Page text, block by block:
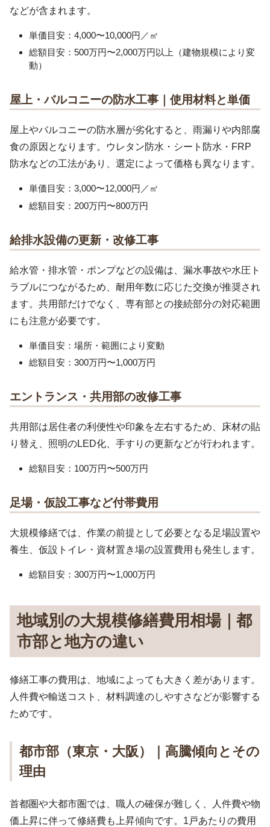
などが含まれます。
単価目安：4,000〜10,000円／㎡
総額目安：500万円〜2,000万円以上（建物規模により変
動）
屋上・バルコニーの防水工事｜使用材料と単価
屋上やバルコニーの防水層が劣化すると、雨漏りや内部腐
食の原因となります。ウレタン防水・シート防水・FRP
防水などの工法があり、選定によって価格も異なります。
単価目安：3,000〜12,000円／㎡
総額目安：200万円〜800万円
給排水設備の更新・改修工事
給水管・排水管・ポンプなどの設備は、漏水事故や水圧ト
ラブルにつながるため、耐用年数に応じた交換が推奨され
ます。共用部だけでなく、専有部との接続部分の対応範囲
にも注意が必要です。
単価目安：場所・範囲により変動
総額目安：300万円〜1,000万円
エントランス・共用部の改修工事
共用部は居住者の利便性や印象を左右するため、床材の貼
り替え、照明のLED化、手すりの更新などが行われます。
総額目安：100万円〜500万円
足場・仮設工事など付帯費用
大規模修繕では、作業の前提として必要となる足場設置や
養生、仮設トイレ・資材置き場の設置費用も発生します。
総額目安：300万円〜1,000万円
地域別の大規模修繕費用相場｜都
市部と地方の違い
修繕工事の費用は、地域によっても大きく差があります。
人件費や輸送コスト、材料調達のしやすさなどが影響する
ためです。
都市部（東京・大阪）｜高騰傾向とその
理由
首都圏や大都市圏では、職人の確保が難しく、人件費や物
価上昇に伴って修繕費も上昇傾向です。1戸あたりの費用